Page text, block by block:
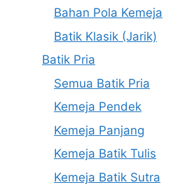
Bahan Pola Kemeja
Batik Klasik (Jarik)
Batik Pria
Semua Batik Pria
Kemeja Pendek
Kemeja Panjang
Kemeja Batik Tulis
Kemeja Batik Sutra